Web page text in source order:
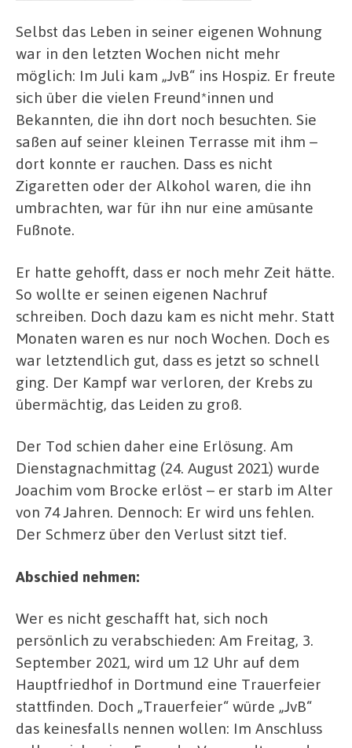
Selbst das Leben in seiner eigenen Wohnung
war in den letzten Wochen nicht mehr
möglich: Im Juli kam „JvB“ ins Hospiz. Er freute
sich über die vielen Freund*innen und
Bekannten, die ihn dort noch besuchten. Sie
saßen auf seiner kleinen Terrasse mit ihm –
dort konnte er rauchen. Dass es nicht
Zigaretten oder der Alkohol waren, die ihn
umbrachten, war für ihn nur eine amüsante
Fußnote.
Er hatte gehofft, dass er noch mehr Zeit hätte.
So wollte er seinen eigenen Nachruf
schreiben. Doch dazu kam es nicht mehr. Statt
Monaten waren es nur noch Wochen. Doch es
war letztendlich gut, dass es jetzt so schnell
ging. Der Kampf war verloren, der Krebs zu
übermächtig, das Leiden zu groß.
Der Tod schien daher eine Erlösung. Am
Dienstagnachmittag (24. August 2021) wurde
Joachim vom Brocke erlöst – er starb im Alter
von 74 Jahren. Dennoch: Er wird uns fehlen.
Der Schmerz über den Verlust sitzt tief.
Abschied nehmen:
Wer es nicht geschafft hat, sich noch
persönlich zu verabschieden: Am Freitag, 3.
September 2021, wird um 12 Uhr auf dem
Hauptfriedhof in Dortmund eine Trauerfeier
stattfinden. Doch „Trauerfeier“ würde „JvB“
das keinesfalls nennen wollen: Im Anschluss